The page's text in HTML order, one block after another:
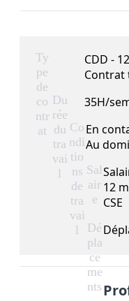
Ty
pe
de
co
ntr
at
CDD -
Contrat
Du
rée
du
tra
vai
l
35H/
Co
ndi
tio
ns
de
tra
vai
l
En
Au
Sal
air
e
12
CSE
Dé
pla
ce
me
nts